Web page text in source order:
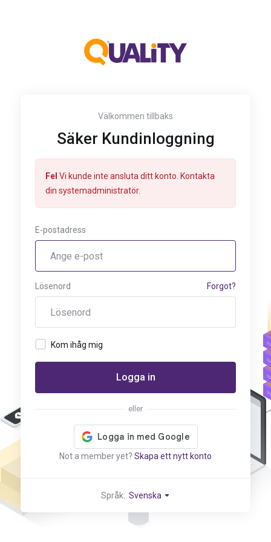
Välkommen tillbaks
Säker Kundinloggning
Fel Vi kunde inte ansluta ditt konto. Kontakta
din systemadministratör.
E-postadress
Lösenord Forgot?
Kom ihåg mig
Logga in
eller
Not a member yet? Skapa ett nytt konto
Språk: Svenska